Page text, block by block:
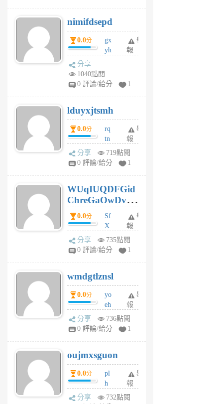
U
5
個
月
nimifdsepd
0.0分
gx
yh
jl
月
前
舉
報
分享
1040點閱
0 評論/給分
1
lduyxjtsmh
0.0分
rq
tn
jt
gl
個
月
前
舉
報
分享
719點閱
0 評論/給分
1
WUqIUQDFGid
ChreGaOwDv
dY0.0分
Sf
X
Pe
Jc
R
P
m
v
A
V
個
月
前
舉
報
分享
735點閱
0 評論/給分
1
wmdgtlznsl
0.0分
yo
eh
ld
gy
個
月
前
舉
報
分享
736點閱
0 評論/給分
1
oujmxsguon
0.0分
pl
h
wi
舉
報
分享
732點閱